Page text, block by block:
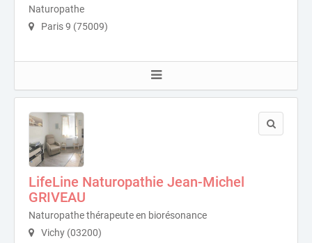
Naturopathe
Paris 9 (75009)
LifeLine Naturopathie Jean-Michel
GRIVEAU
Naturopathe thérapeute en biorésonance
Vichy (03200)